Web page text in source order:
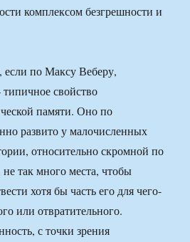
комплексом безгрешности и
по Максу Веберу,
свойство
памяти. Оно по
развито у малочисленных
относительно скромной по
так много места, чтобы
хотя бы часть его для чего-
или отвратительного.
с точки зрения